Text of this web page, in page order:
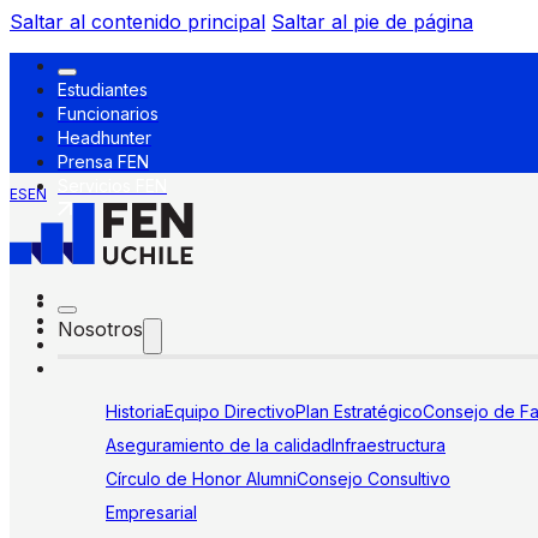
Saltar al contenido principal Saltar al pie de página
Estudiantes
Funcionarios
Headhunter
Prensa FEN
ESEN
Nosotros
HistoriaEquipo DirectivoPlan EstratégicoConsejo de
Aseguramiento de la calidadInfraestructura
Círculo de Honor AlumniConsejo Consultivo
Empresarial